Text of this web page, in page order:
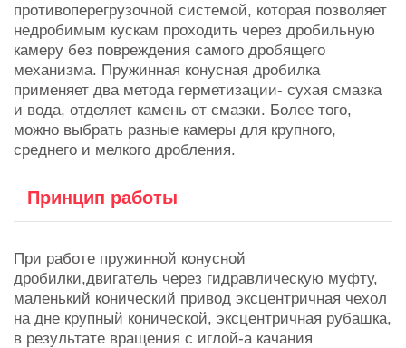
противоперегрузочной системой, которая позволяет
недробимым кускам проходить через дробильную
камеру без повреждения самого дробящего
механизма. Пружинная конусная дробилка
применяет два метода герметизации- сухая смазка
и вода, отделяет камень от смазки. Более того,
можно выбрать разные камеры для крупного,
среднего и мелкого дробления.
Принцип работы
При работе пружинной конусной
дробилки,двигатель через гидравлическую муфту,
маленький конический привод эксцентричная чехол
на дне крупный конической, эксцентричная рубашка,
в результате вращения с иглой-а качания